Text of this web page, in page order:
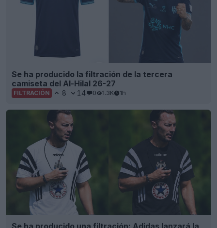
Se ha producido la filtración de la tercera
camiseta del Al-Hilal 26-27
FILTRACIÓN 8 14 0 1.3K 1h